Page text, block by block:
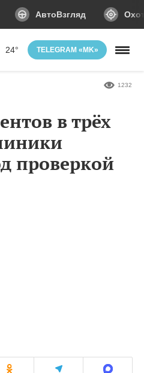
АвтоВзгляд
24° TELEGRAM «MK»
1232
в трёх
проверкой